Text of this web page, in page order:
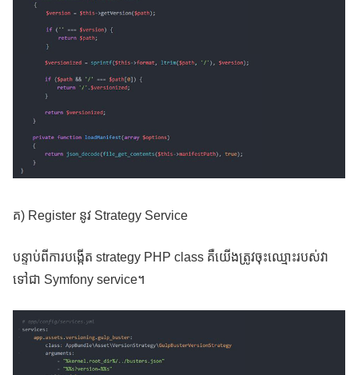
គ) Register នូវ Strategy Service
បន្ទាប់ពីការបង្កើត strategy PHP class គឺយើងត្រូវចុះឈ្មោះរបស់វា
ទៅជា Symfony service។